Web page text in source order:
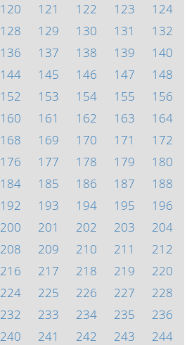
120 121 122 123
124
128 129 130 131
132
136 137 138 139
140
144 145 146 147
148
152 153 154 155
156
160 161 162 163
164
168 169 170 171
172
176 177 178 179
180
184 185 186 187
188
192 193 194 195
196
200 201 202 203
204
208 209 210 211
212
216 217 218 219
220
224 225 226 227
228
232 233 234 235
236
240 241 242 243
244